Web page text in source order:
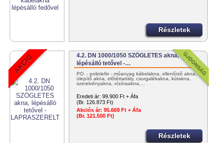
Részletek
4.2. DN 1000/1050 SZÖGLETES akna,
lépésálló tetővel -…
PO. - poliolefin - műanyag kábelakna, ellenőrző akna,
ülepítő akna, előtéttartály, csurgalékakna, kútakna,
szerelvényakna, vízóraakna,…
Eredeti ár: 99.900 Ft + Áfa
(Br. 126.873 Ft)
Akciós ár: 95.669 Ft + Áfa
(Br. 121.500 Ft)
Részletek